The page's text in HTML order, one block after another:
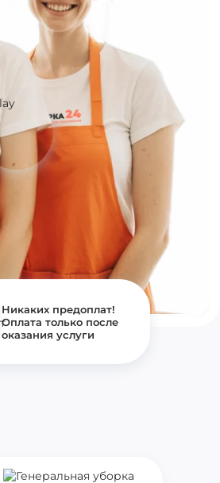
Никаких предоплат!
Оплата только после
оказания услуги